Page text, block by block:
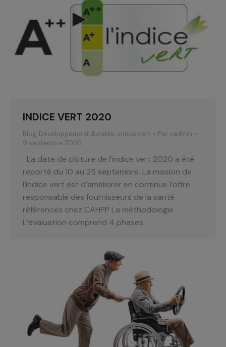
INDICE VERT 2020
Blog, Développement durable, indice vert Par yadmin
9 septembre 2020
La date de clôture de l’indice vert 2020 a été
reporté du 10 au 25 septembre. La mission de
l’indice vert est d’améliorer en continue l’offre
responsable des fournisseurs de la santé
référencés chez CAHPP La méthodologie
L’évaluation comprend 4 phases :